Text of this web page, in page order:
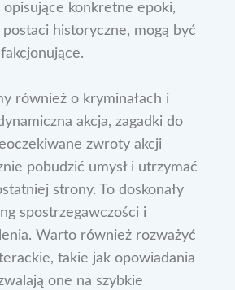
opisujące konkretne epoki,
historyczne, mogą być
również o kryminałach i
akcja, zagadki do
zwroty akcji
pobudzić umysł i utrzymać
strony. To doskonały
spostrzegawczości i
Warto również rozważyć
takie jak opowiadania
one na szybkie